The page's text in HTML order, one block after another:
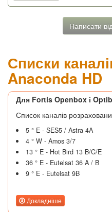
Написати
Списки
Anaconda HD
Для Fortis Openbox і
Список каналів
5 ° E - SES5 / Astra 4A
4 ° W - Amos 3/7
13 ° E - Hot Bird 13 B/C/E
36 ° E - Eutelsat 36 A / B
9 ° E - Eutelsat 9B
Докладніше